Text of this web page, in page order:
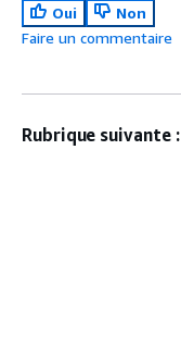
Oui
Non
Faire un commentaire
Rubrique suivante :